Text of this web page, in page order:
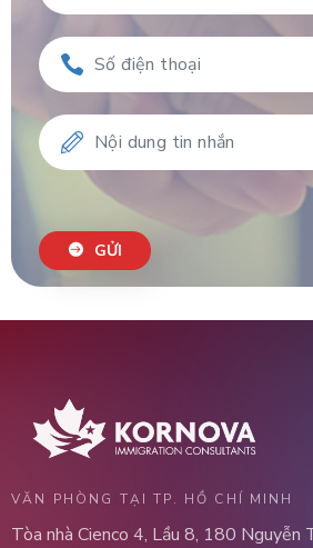
GỬI
VĂN PHÒNG TẠI TP. HỒ CHÍ MINH
Tòa nhà Cienco 4, Lầu 8, 180 Nguyễn